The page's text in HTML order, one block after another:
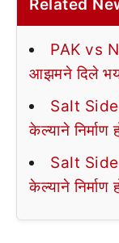
Related
PAK vs
आझमने दिले
Salt Side
केल्याने निर्माण
Salt Side
केल्याने निर्माण